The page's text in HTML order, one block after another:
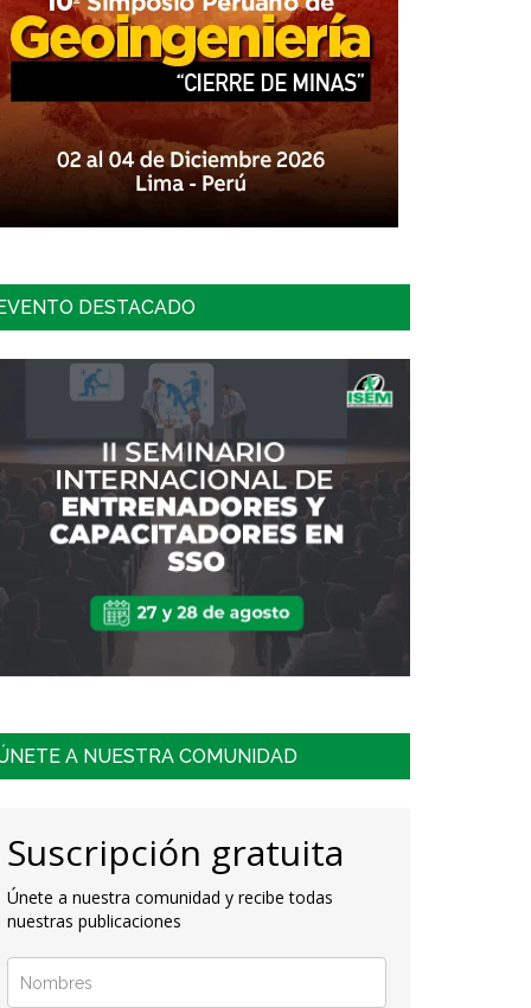
DESTACADO
A NUESTRA COMUNIDAD
Suscripción gratuita
Únete a nuestra comunidad y recibe todas
nuestras publicaciones